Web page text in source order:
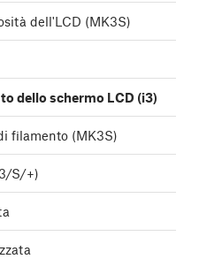
dell'LCD (MK3S)
dello schermo LCD (i3)
filamento (MK3S)
S/+)